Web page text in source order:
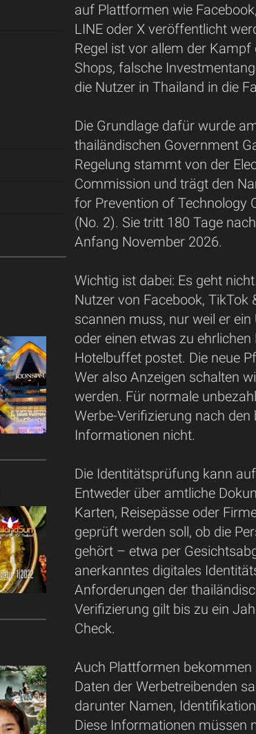
auf Plattformen wie
LINE oder X veröffentlicht
Regel ist vor allem der Kampf
Shops, falsche
die Nutzer in Thailand in die
Die Grundlage dafür wurde
thailändischen Government
Regelung stammt von der
Commission und trägt den
for Prevention of Technology
(No. 2). Sie tritt 180 Tage
Anfang November 2026.
Wichtig ist dabei: Es geht
Nutzer von Facebook, TikTok
scannen muss, nur weil er
oder einen etwas zu
Hotelbuffet postet. Die neue
Wer also Anzeigen schalten
werden. Für normale
Werbe-Verifizierung nach
Informationen nicht.
Die Identitätsprüfung kann
Entweder über amtliche
Karten, Reisepässe oder
geprüft werden soll, ob die
gehört – etwa per
anerkanntes digitales
Anforderungen der
Verifizierung gilt bis zu ein
Check.
Auch Plattformen bekommen
Daten der Werbetreibenden
darunter Namen,
Diese Informationen müssen